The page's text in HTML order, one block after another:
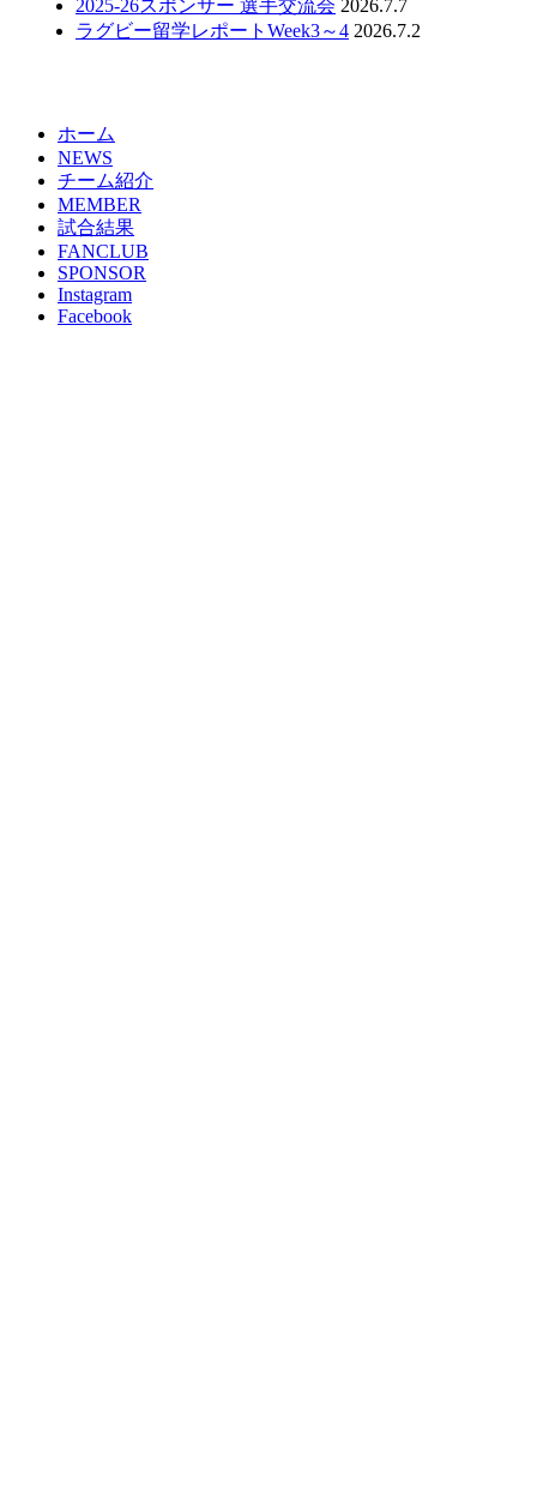
2025-26スポンサー 選手交流会 2026.7.7
ラグビー留学レポートWeek3～4 2026.7.2
ホーム
NEWS
チーム紹介
MEMBER
試合結果
FANCLUB
SPONSOR
Instagram
Facebook